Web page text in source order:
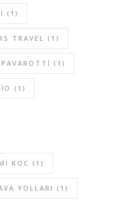
(1)
TRAVEL (1)
(1)
(1)
KOC (1)
YOLLARI (1)